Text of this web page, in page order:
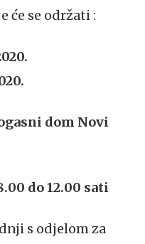
će se održati :
dom Novi
do 12.00 sati
s odjelom za